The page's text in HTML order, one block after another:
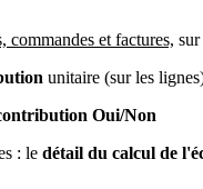
commandes et factures,
unitaire (sur les
Oui/Non
: le détail du calcul de